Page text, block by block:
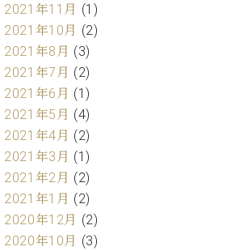
2021年11月 (1)
2021年10月 (2)
2021年8月 (3)
2021年7月 (2)
2021年6月 (1)
2021年5月 (4)
2021年4月 (2)
2021年3月 (1)
2021年2月 (2)
2021年1月 (2)
2020年12月 (2)
2020年10月 (3)